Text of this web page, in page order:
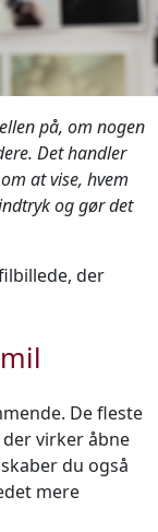
på, om nogen
Det handler
at vise, hvem
og gør det
der
De fleste
virker åbne
du også
mere